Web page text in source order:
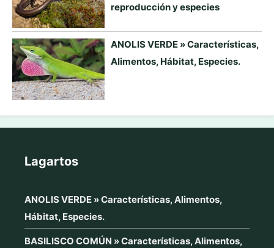
reproducción y especies
ANOLIS VERDE » Características,
Alimentos, Hábitat, Especies.
Lagartos
ANOLIS VERDE » Características, Alimentos,
Hábitat, Especies.
BASILISCO COMÚN » Características, Alimentos,